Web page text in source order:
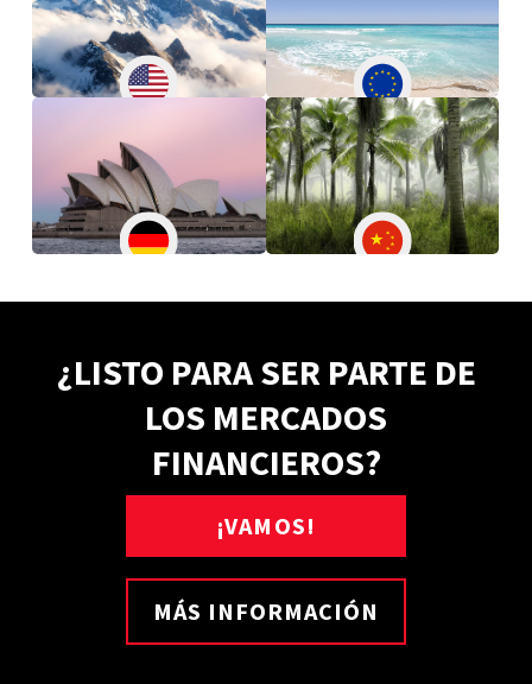
¿LISTO PARA SER PARTE DE
LOS MERCADOS
FINANCIEROS?
¡VAMOS!
MÁS INFORMACIÓN